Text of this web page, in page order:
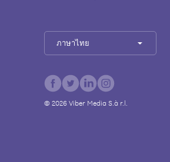
ภาษาไทย
© 2026Viber Media S.à r.l.